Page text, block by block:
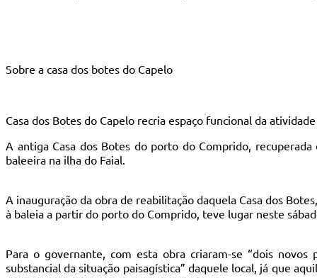
Sobre a casa dos botes do Capelo
Casa dos Botes do Capelo recria espaço funcional da
A antiga Casa dos Botes do porto do Comprido,
baleeira na ilha do Faial.
A inauguração da obra de reabilitação daquela Casa dos
à baleia a partir do porto do Comprido, teve lugar neste
Para o governante, com esta obra criaram-se “dois
substancial da situação paisagística” daquele local, já que